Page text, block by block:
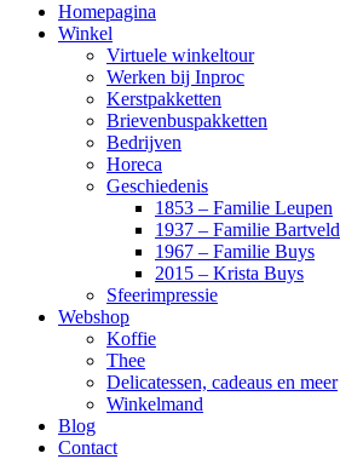
Homepagina
Winkel
Virtuele winkeltour
Werken bij Inproc
Kerstpakketten
Brievenbuspakketten
Bedrijven
Horeca
Geschiedenis
1853 – Familie Leupen
1937 – Familie Bartveld
1967 – Familie Buys
2015 – Krista Buys
Sfeerimpressie
Webshop
Koffie
Thee
Delicatessen, cadeaus en meer
Winkelmand
Blog
Contact